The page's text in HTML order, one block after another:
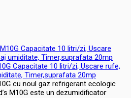
Capacitate 10 litri/zi, Uscare rufe,
Timer,suprafata 20mp
cu noul gaz refrigerant ecologic
M10G este un dezumidificator